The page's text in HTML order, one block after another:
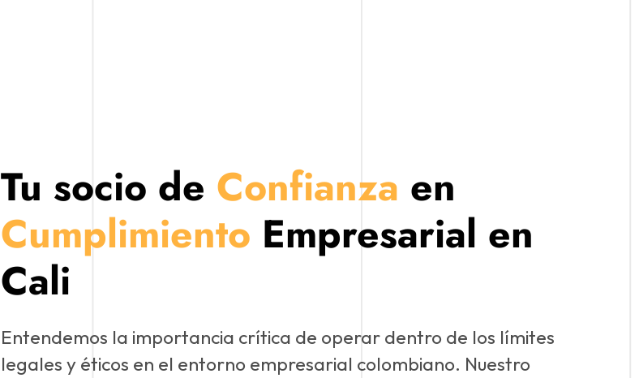
Tu socio de Confianza en
Cumplimiento Empresarial en
Cali
Entendemos la importancia crítica de operar dentro de los límites
legales y éticos en el entorno empresarial colombiano. Nuestro